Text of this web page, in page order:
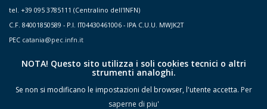
tel. +39 095 3785111 (Centralino dell'INFN)
C.F. 84001850589 - P.I. IT04430461006 - IPA C.U.U. MWJK2T
PEC catania@pec.infn.it
NOTA! Questo sito utilizza i soli cookies tecnici o altri
strumenti analoghi.
Se non si modificano le impostazioni del browser, l'utente accetta. Per
saperne di piu'